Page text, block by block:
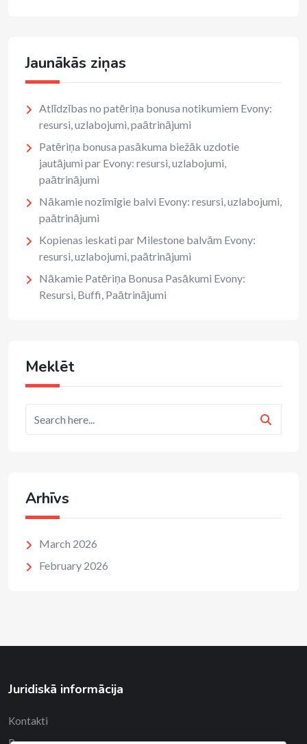
Jaunākās ziņas
Atlīdzības no patēriņa bonusa notikumiem Evony:
resursi, uzlabojumi, paātrinājumi
Patēriņa bonusa pasākuma biežāk uzdotie
jautājumi par Evony: resursi, uzlabojumi,
paātrinājumi
Nākamie nozīmīgie balvi Evony: resursi, uzlabojumi,
paātrinājumi
Kopienas ieskati par Milestone balvām Evony:
resursi, uzlabojumi, paātrinājumi
Nākamie Patēriņa Bonusa Pasākumi Evony:
Resursi, Buffi, Paātrinājumi
Meklēt
Arhīvs
March 2026
February 2026
Juridiskā informācija
Kontakti